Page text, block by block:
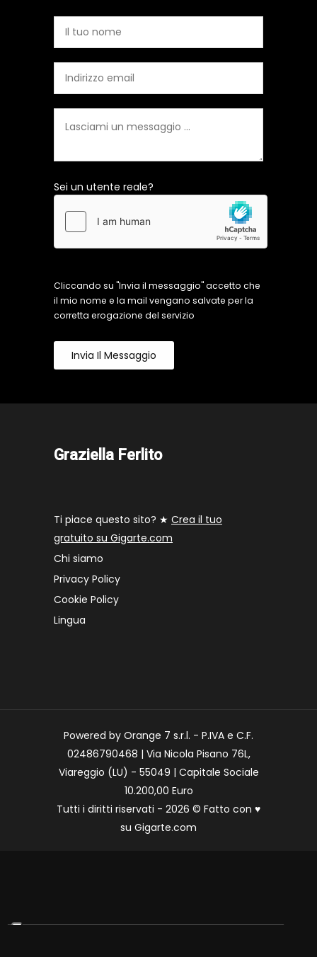
Sei un utente reale?
Cliccando su "Invia il messaggio" accetto che
il mio nome e la mail vengano salvate per la
corretta erogazione del servizio
Invia Il Messaggio
Graziella Ferlito
Ti piace questo sito? ★ Crea il tuo
gratuito su Gigarte.com
Chi siamo
Privacy Policy
Cookie Policy
Lingua
Powered by Orange 7 s.r.l. - P.IVA e C.F.
02486790468 | Via Nicola Pisano 76L,
Viareggio (LU) - 55049 | Capitale Sociale
10.200,00 Euro
Tutti i diritti riservati - 2026 © Fatto con ♥
su Gigarte.com